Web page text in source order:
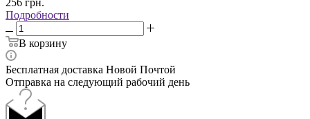
Подробности
В корзину
Бесплатная доставка Новой Почтой
Отправка на следующий рабочий день